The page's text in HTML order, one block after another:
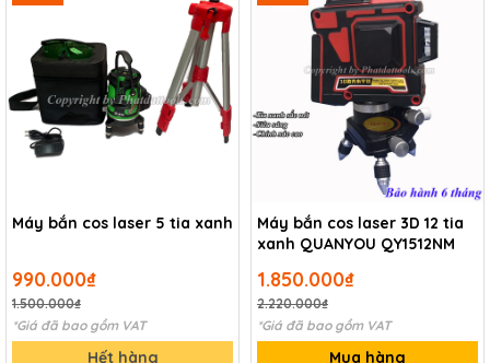
Máy bắn cos laser 5 tia xanh
990.000₫
1.500.000₫
*Giá đã bao gồm VAT
Hết hàng
Máy bắn cos laser 3D 12 tia
xanh QUANYOU QY1512NM
1.850.000₫
2.220.000₫
*Giá đã bao gồm VAT
Mua hàng